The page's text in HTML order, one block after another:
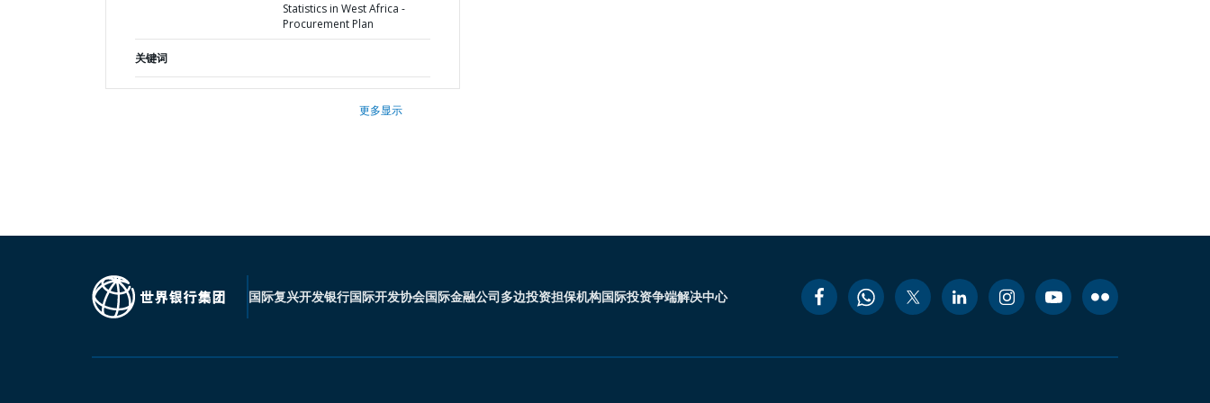
Statistics in West Africa -
Procurement Plan
关键词
更多显示
国际复兴开发银行国际开发协会国际金融公司多边投资担保机构国际投资争端解决中心